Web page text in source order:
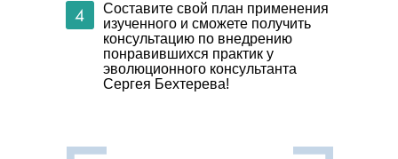
Составите свой план применения
изученного и сможете получить
консультацию по внедрению
понравившихся практик у
эволюционного консультанта
Сергея Бехтерева!